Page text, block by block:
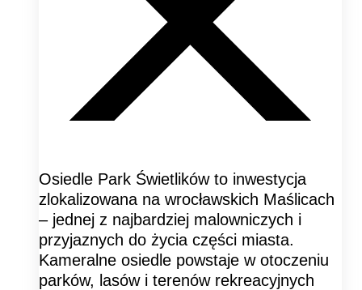
Osiedle Park Świetlików to inwestycja
zlokalizowana na wrocławskich Maślicach
– jednej z najbardziej malowniczych i
przyjaznych do życia części miasta.
Kameralne osiedle powstaje w otoczeniu
parków, lasów i terenów rekreacyjnych